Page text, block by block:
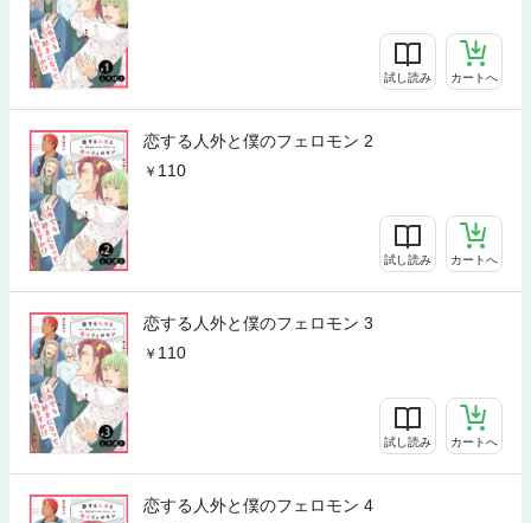
試し読み カートへ
恋する人外と僕のフェロモン 2
110
試し読み カートへ
恋する人外と僕のフェロモン 3
110
試し読み カートへ
恋する人外と僕のフェロモン 4